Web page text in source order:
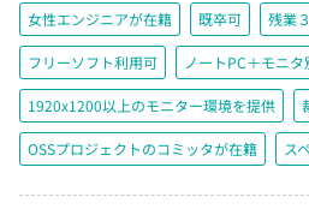
女性エンジニアが在籍 既卒可 残業
フリーソフト利用可 ノートPC＋モニ
1920x1200以上のモニター環境を提供
OSSプロジェクトのコミッタが在籍 ス